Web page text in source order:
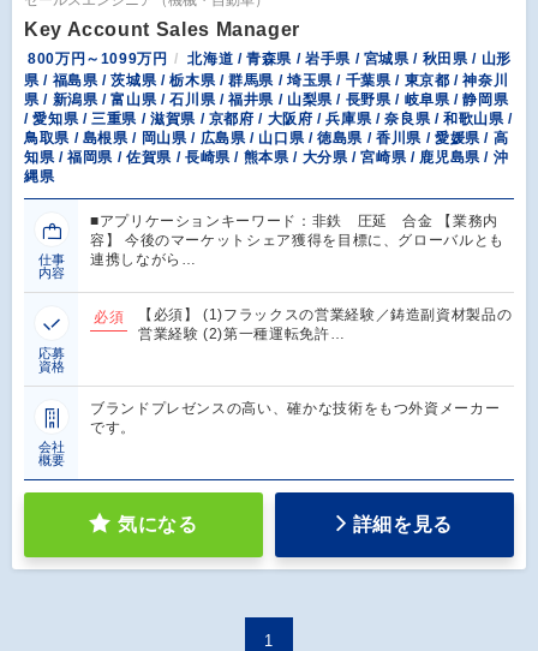
Key Account Sales Manager
800万円～1099万円
北海道 / 青森県 / 岩手県 / 宮城県 / 秋田県 / 山形
県 / 福島県 / 茨城県 / 栃木県 / 群馬県 / 埼玉県 / 千葉県 / 東京都 / 神奈川
県 / 新潟県 / 富山県 / 石川県 / 福井県 / 山梨県 / 長野県 / 岐阜県 / 静岡県
/ 愛知県 / 三重県 / 滋賀県 / 京都府 / 大阪府 / 兵庫県 / 奈良県 / 和歌山県 /
鳥取県 / 島根県 / 岡山県 / 広島県 / 山口県 / 徳島県 / 香川県 / 愛媛県 / 高
知県 / 福岡県 / 佐賀県 / 長崎県 / 熊本県 / 大分県 / 宮崎県 / 鹿児島県 / 沖
縄県
仕事
内容
■アプリケーションキーワード：非鉄 圧延 合金 【業務内
容】 今後のマーケットシェア獲得を目標に、グローバルとも
連携しながら…
応募
資格
必須
【必須】 (1)フラックスの営業経験／鋳造副資材製品の
営業経験 (2)第一種運転免許…
会社
概要
ブランドプレゼンスの高い、確かな技術をもつ外資メーカー
です。
気になる 詳細を見る
1